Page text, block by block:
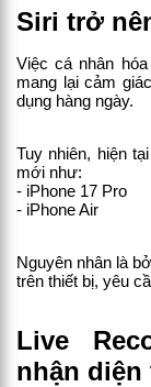
Siri trở
Việc cá nhân
mang lại cảm
dụng hàng ngày.
Tuy nhiên, hiện
mới như:
- iPhone 17 Pro
- iPhone Air
Nguyên nhân là
trên thiết bị, yêu
Live
nhận diện